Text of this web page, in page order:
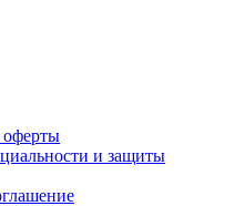
оферты
и защиты